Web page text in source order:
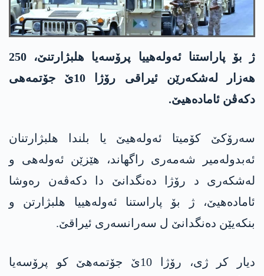
ژ بۆ پاراستنا ئەولەهییا پرۆسەیا هلبژارتنێ، 250
هەزار لەشکەرێن ئیراقی رۆژا 10ێ جۆتمه‌هی
دکەڤن ئامادەهیێ.
سەرۆکێ کۆمیتا ئەولەهیێ یا بلندا هلبژارتنان
ئەبدولەمیر شەمەری راگهاند، هێزێن ئەولەهی و
لەشکەری د رۆژا دەنگدانێ دا دکەڤەن رەوشا
ئامادەهیێ، ژ بۆ پاراستنا ئەولەهییا هلبژارتن و
بنکەیێن دەنگدانێ ل سەرانسەری ئیراقێ.
دیار کر ژی، رۆژا 10ێ جۆتمەهێ کو پرۆسەیا